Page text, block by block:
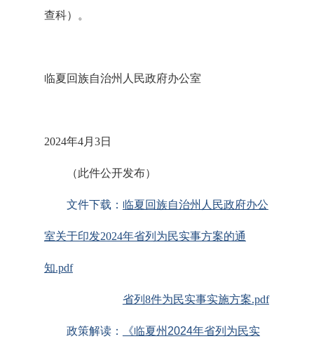
查科）。
临夏回族自治州人民政府办公室
2024年4月3日
（此件公开发布）
文件下载： 临夏回族自治州人民政府办公
室关于印发2024年省列为民实事方案的通
知.pdf
省列8件为民实事实施方案.pdf
政策解读： 《临夏州2024年省列为民实